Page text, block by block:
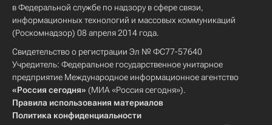
в Федеральной службе по надзору в сфере связи,
информационных технологий и массовых коммуникаций
(Роскомнадзор) 08 апреля 2014 года.
Свидетельство о регистрации Эл № ФС77-57640
Учредитель: Федеральное государственное унитарное
предприятие Международное информационное агентство
«Россия сегодня» (МИА «Россия сегодня»).
Правила использования материалов
Политика конфиденциальности